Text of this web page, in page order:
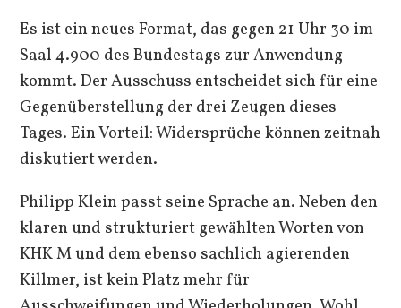
Es ist ein neues Format, das gegen 21 Uhr 30 im
Saal 4.900 des Bundestags zur Anwendung
kommt. Der Ausschuss entscheidet sich für eine
Gegenüberstellung der drei Zeugen dieses
Tages. Ein Vorteil: Widersprüche können zeitnah
diskutiert werden.
Philipp Klein passt seine Sprache an. Neben den
klaren und strukturiert gewählten Worten von
KHK M und dem ebenso sachlich agierenden
Killmer, ist kein Platz mehr für